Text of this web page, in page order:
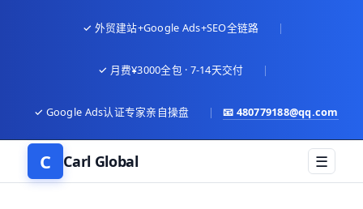
✓ 外贸建站+Google Ads+SEO全链路 |
✓ 月费¥3000全包 · 7-14天交付 |
✓ Google Ads认证专家亲自操盘 | 📧 480779188@qq.com
C Carl Global ☰